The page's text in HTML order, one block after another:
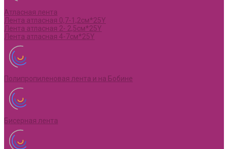
Атласная лента
Лента атласная 0,7-1,2см*25Y
Лента атласная 2- 2,5см*25Y
Лента атласная 4-7см*25Y
Полипропиленовая лента и на Бобине
Бисерная лента